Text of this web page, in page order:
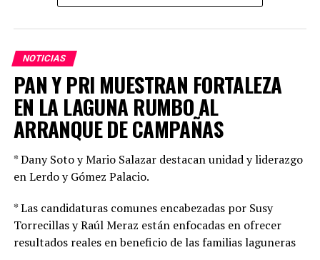
NOTICIAS
PAN Y PRI MUESTRAN FORTALEZA
EN LA LAGUNA RUMBO AL
ARRANQUE DE CAMPAÑAS
* Dany Soto y Mario Salazar destacan unidad y liderazgo
en Lerdo y Gómez Palacio.
* Las candidaturas comunes encabezadas por Susy
Torrecillas y Raúl Meraz están enfocadas en ofrecer
resultados reales en beneficio de las familias laguneras